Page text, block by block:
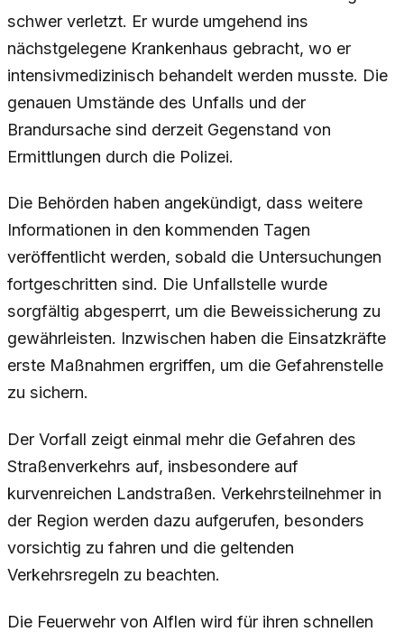
schwer verletzt. Er wurde umgehend ins
nächstgelegene Krankenhaus gebracht, wo er
intensivmedizinisch behandelt werden musste. Die
genauen Umstände des Unfalls und der
Brandursache sind derzeit Gegenstand von
Ermittlungen durch die Polizei.
Die Behörden haben angekündigt, dass weitere
Informationen in den kommenden Tagen
veröffentlicht werden, sobald die Untersuchungen
fortgeschritten sind. Die Unfallstelle wurde
sorgfältig abgesperrt, um die Beweissicherung zu
gewährleisten. Inzwischen haben die Einsatzkräfte
erste Maßnahmen ergriffen, um die Gefahrenstelle
zu sichern.
Der Vorfall zeigt einmal mehr die Gefahren des
Straßenverkehrs auf, insbesondere auf
kurvenreichen Landstraßen. Verkehrsteilnehmer in
der Region werden dazu aufgerufen, besonders
vorsichtig zu fahren und die geltenden
Verkehrsregeln zu beachten.
Die Feuerwehr von Alflen wird für ihren schnellen